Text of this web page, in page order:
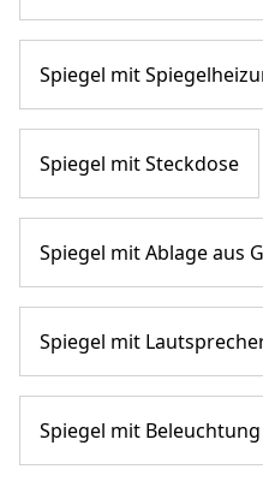
Spiegel mit
Spiegel mit Steckdose
Spiegel mit Ablage aus
Spiegel mit
Spiegel mit Beleuchtung